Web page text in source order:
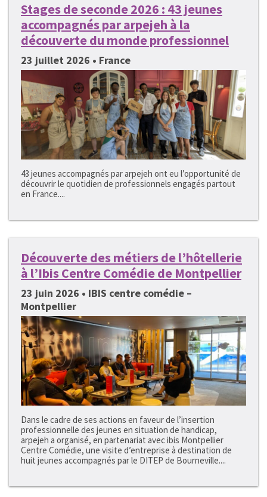
Stages de seconde 2026 : 43 jeunes
accompagnés par arpejeh à la
découverte du monde professionnel
23 juillet 2026 • France
43 jeunes accompagnés par arpejeh ont eu l’opportunité de
découvrir le quotidien de professionnels engagés partout
en France....
Découverte des métiers de l’hôtellerie
à l’Ibis Centre Comédie de Montpellier
23 juin 2026 • IBIS centre comédie –
Montpellier
Dans le cadre de ses actions en faveur de l’insertion
professionnelle des jeunes en situation de handicap,
arpejeh a organisé, en partenariat avec ibis Montpellier
Centre Comédie, une visite d’entreprise à destination de
huit jeunes accompagnés par le DITEP de Bourneville....